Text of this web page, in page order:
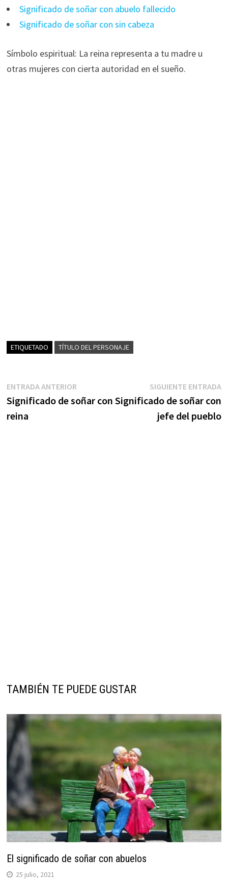
Significado de soñar con abuelo fallecido
Significado de soñar con sin cabeza
Símbolo espiritual: La reina representa a tu madre u
otras mujeres con cierta autoridad en el sueño.
ETIQUETADO TÍTULO DEL PERSONAJE
Navegación
de
ENTRADA ANTERIOREntrada
anterior:
Significado de soñar con
reina
SIGUIENTE ENTRADA
Significado de soñar con
jefe del pueblo
TAMBIÉN TE PUEDE GUSTAR
El significado de soñar con abuelos
25 julio, 2021